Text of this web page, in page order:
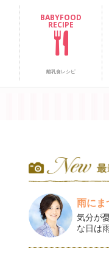
BABYFOOD
RECIPE
離乳食レシピ
雨にま
気分が
な日は